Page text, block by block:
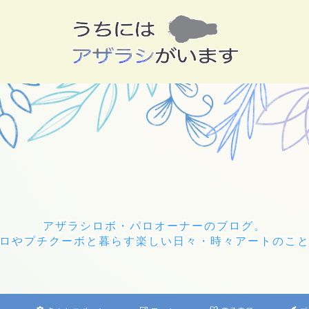
アザラシロボ・パロオーナーのブログ。
やプチクーボと暮らす楽しい日々・時々アートのこ